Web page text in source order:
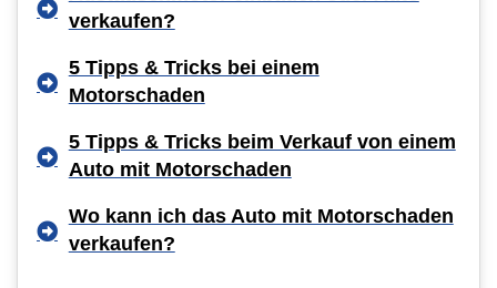
verkaufen?
5 Tipps & Tricks bei einem
Motorschaden
5 Tipps & Tricks beim Verkauf von einem
Auto mit Motorschaden
Wo kann ich das Auto mit Motorschaden
verkaufen?